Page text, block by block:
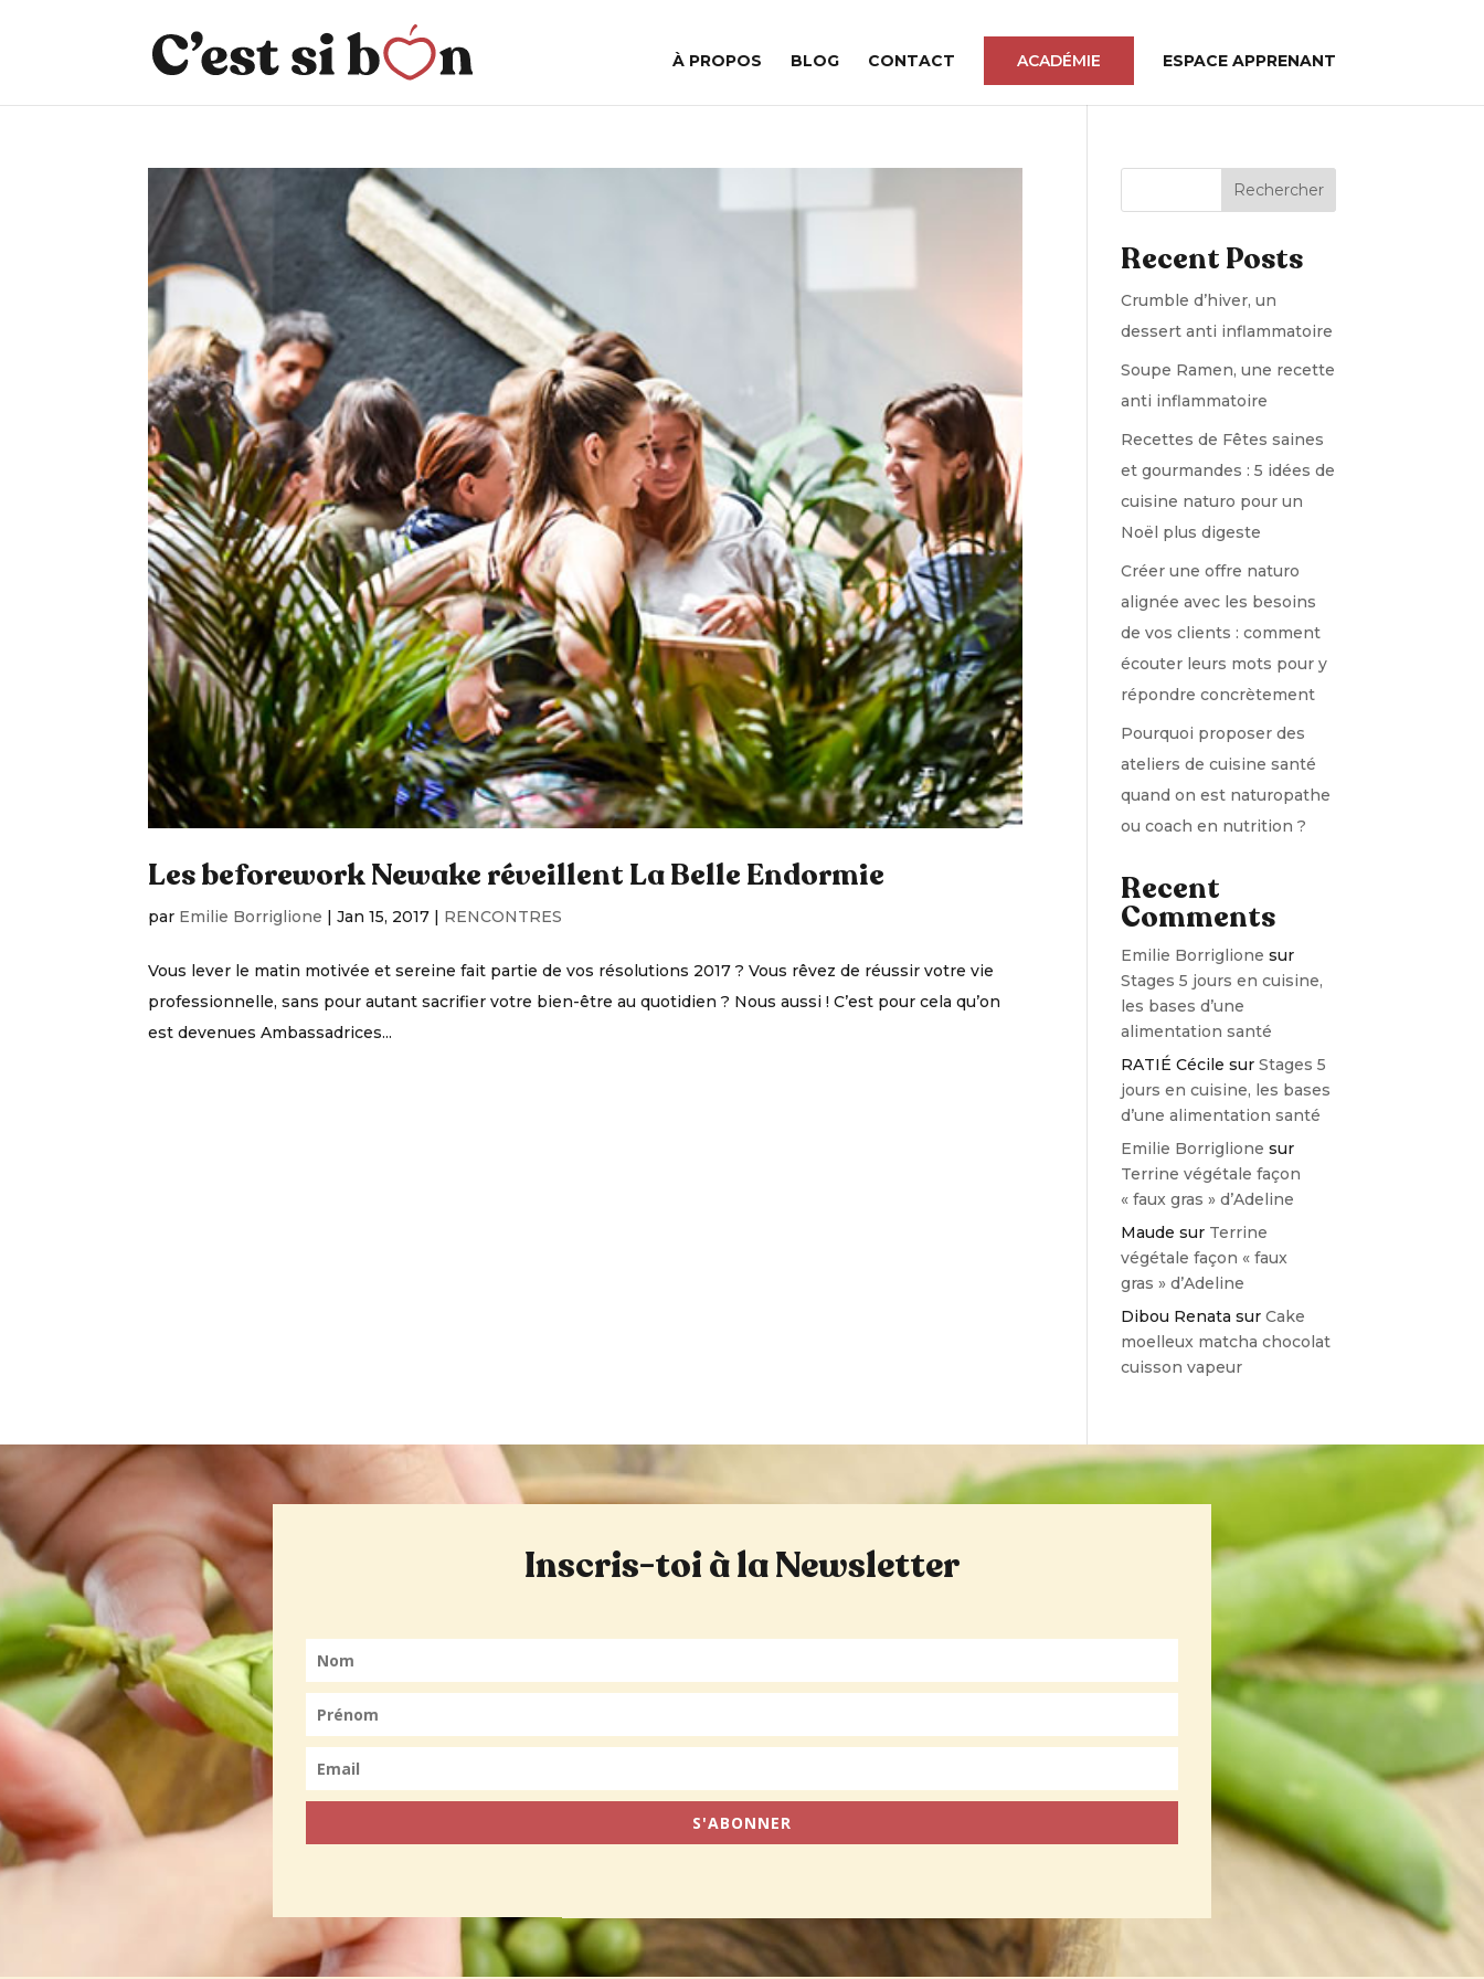
À PROPOS BLOG CONTACT ACADÉMIE ESPACE APPRENANT
Les beforework Newake réveillent La Belle Endormie
par Emilie Borriglione |Jan 15, 2017 | RENCONTRES
Vous lever le matin motivée et sereine fait partie de vos résolutions 2017 ? Vous rêvez de réussir votre vie
professionnelle, sans pour autant sacrifier votre bien-être au quotidien ? Nous aussi ! C’est pour cela qu’on
est devenues Ambassadrices...
Rechercher
Recent Posts
Crumble d’hiver, un
dessert anti inflammatoire
Soupe Ramen, une recette
anti inflammatoire
Recettes de Fêtes saines
et gourmandes : 5 idées de
cuisine naturo pour un
Noël plus digeste
Créer une offre naturo
alignée avec les besoins
de vos clients : comment
écouter leurs mots pour y
répondre concrètement
Pourquoi proposer des
ateliers de cuisine santé
quand on est naturopathe
ou coach en nutrition ?
Recent
Comments
Emilie Borriglione sur
Stages 5 jours en cuisine,
les bases d’une
alimentation santé
RATIÉ Cécile surStages 5
jours en cuisine, les bases
d’une alimentation santé
Emilie Borriglione sur
Terrine végétale façon
« faux gras » d’Adeline
Maude sur Terrine
végétale façon « faux
gras » d’Adeline
Dibou Renata surCake
moelleux matcha chocolat
cuisson vapeur
Inscris-toi à la Newsletter
S'ABONNER